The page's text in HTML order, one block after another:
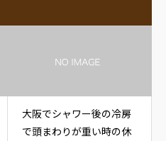
大阪でシャワー後の冷房
で頭まわりが重い時の休